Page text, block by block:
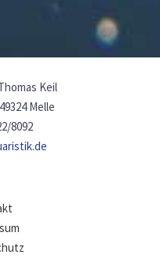
Keil
Melle
8092